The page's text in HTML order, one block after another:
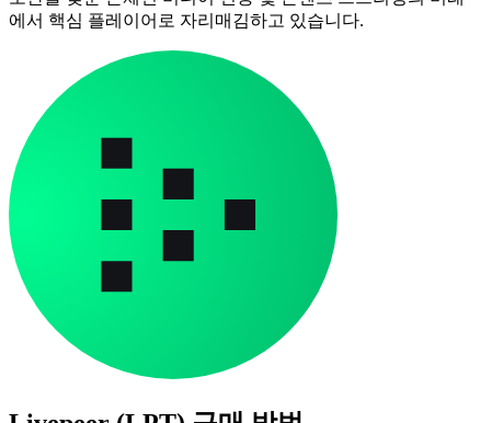
에서 핵심 플레이어로 자리매김하고 있습니다.